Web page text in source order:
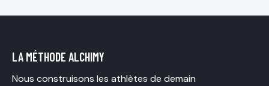
LA MÉTHODE ALCHIMY
Nous construisons les athlètes de demain